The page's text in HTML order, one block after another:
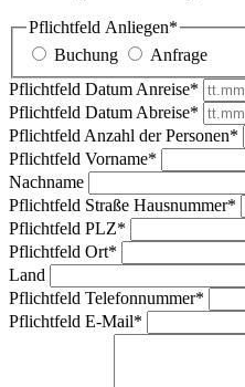
Pflichtfeld Anliegen*
Buchung
Anfrage
Pflichtfeld Datum Anreise*
Pflichtfeld Datum Abreise*
PflichtfeldAnzahl der Personen*
Pflichtfeld Vorname*
Nachname
Pflichtfeld Straße Hausnummer*
Pflichtfeld PLZ*
Pflichtfeld Ort*
Land
Pflichtfeld Telefonnummer*
Pflichtfeld E-Mail*